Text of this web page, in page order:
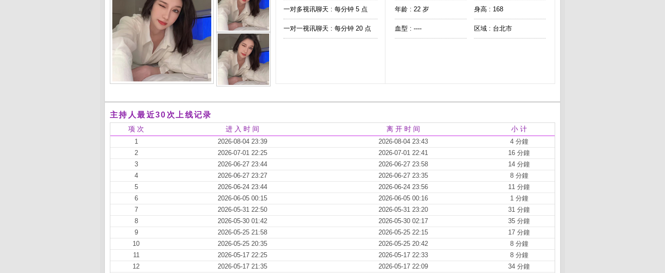
一对多视讯聊天 : 每分钟 5 点
一对一视讯聊天 : 每分钟 20 点
年龄 : 22 岁 身高 : 168
血型 : ---- 区域 : 台北市
主持人最近30次上线记录
项 次 进 入 时 间 离 开 时 间 小 计
1 2026-08-04 23:39 2026-08-04 23:43
4 分鐘
2
2026-07-01 22:25 2026-07-01 22:41
16 分鐘
3
2026-06-27 23:44 2026-06-27 23:58
14 分鐘
4
2026-06-27 23:27 2026-06-27 23:35
8 分鐘
5
2026-06-24 23:44 2026-06-24 23:56
11 分鐘
6
2026-06-05 00:15 2026-06-05 00:16
1 分鐘
7
2026-05-31 22:50 2026-05-31 23:20
31 分鐘
8
2026-05-30 01:42 2026-05-30 02:17
35 分鐘
9
2026-05-25 21:58 2026-05-25 22:15
17 分鐘
10
2026-05-25 20:35 2026-05-25 20:42
8 分鐘
11
2026-05-17 22:25 2026-05-17 22:33
8 分鐘
12
2026-05-17 21:35 2026-05-17 22:09 34 分鐘